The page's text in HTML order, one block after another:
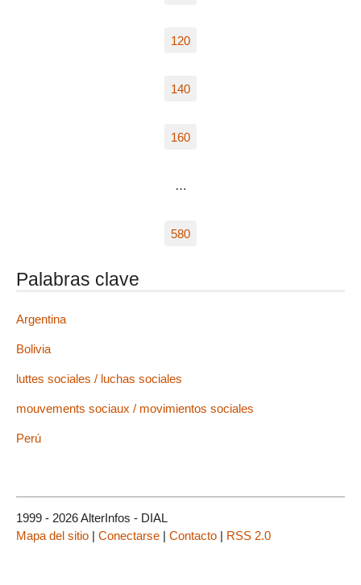
120
140
160
…
580
Palabras clave
Argentina
Bolivia
luttes sociales / luchas sociales
mouvements sociaux / movimientos sociales
Perú
1999 - 2026 AlterInfos - DIAL
Mapa del sitio | Conectarse | Contacto | RSS 2.0